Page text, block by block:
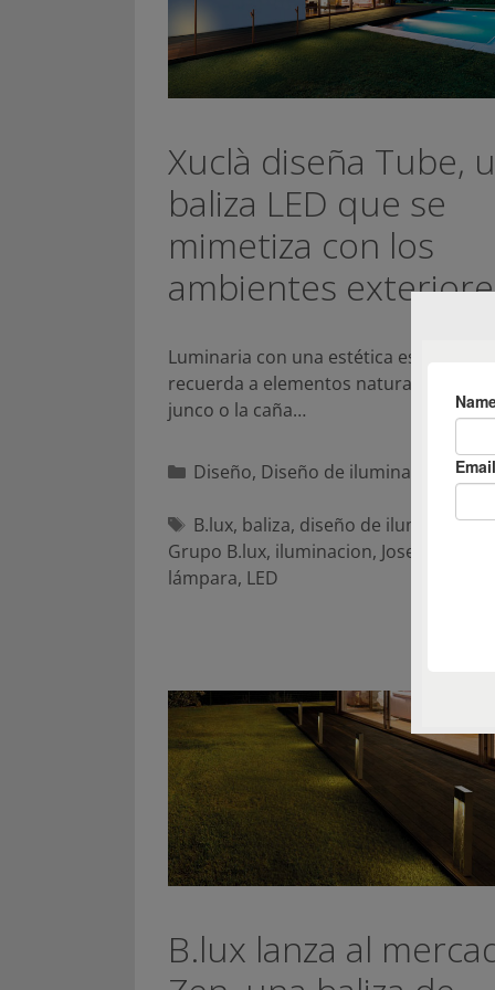
Xuclà diseña Tube,
baliza LED que se
mimetiza con los
ambientes
Luminaria con una estética esbelta, que
recuerda a elementos naturales como el
junco o la caña…
Categorías
Diseño, Diseño de iluminacion
Etiquetas
B.lux, baliza, diseño de iluminacion,
Grupo B.lux, iluminacion, Josep Lluis
lámpara, LED
B.lux lanza al